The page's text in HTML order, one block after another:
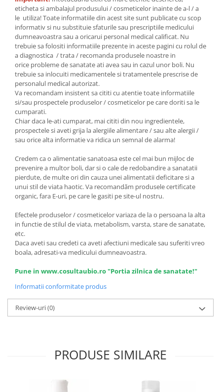
eticheta si ambalajul produsului / cosmeticelor inainte de a-l / a
le utiliza! Toate informatiile din acest site sunt publicate cu scop
informativ si nu substituie sfaturile sau prescriptiile medicului
dumneavoastra sau a oricarui personal medical calificat. Nu
trebuie sa folositi informatiile prezente in aceste pagini cu rolul de
a diagnostica / trata / recomanda produsele noastre in
orice probleme de sanatate ati avea sau in cazul unor boli. Nu
trebuie sa inlocuiti medicamentele si tratamentele prescrise de
personalul medical autorizat.
Va recomandam insistent sa cititi cu atentie toate informatiile
si/sau prospectele produselor / cosmeticelor pe care doriti sa le
cumparati.
Chiar daca le-ati cumparat, mai cititi din nou ingredientele,
prospectele si aveti grija la alergiile alimentare / sau alte alergii /
sau orice alta informatie va ridica un semnal de alarma!
Credem ca o alimentatie sanatoasa este cel mai bun mijloc de
prevenire a multor boli, dar si o cale de redobandire a sanatatii
pierdute, de multe ori din cauza unei alimentatii deficitare si a
unui stil de viata haotic. Va recomandăm produsele certificate
organic, fara E-uri, pe care le gasiti pe site-ul nostru.
Efectele produselor / cosmeticelor variaza de la o persoana la alta
in functie de stilul de viata, metabolism, varsta, stare de sanatate,
etc.
Daca aveti sau credeti ca aveti afectiuni medicale sau suferiti vreo
boala, adresati-va medicului dumneavoastra.
Pune in www.cosultaubio.ro "Portia zilnica de sanatate!"
Informatii conformitate produs
Review-uri(0)
PRODUSE SIMILARE